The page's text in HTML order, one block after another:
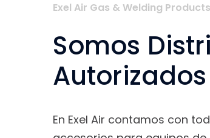
Exel Air Gas & Welding Products
Somos
Autorizados
En Exel Air contamos con